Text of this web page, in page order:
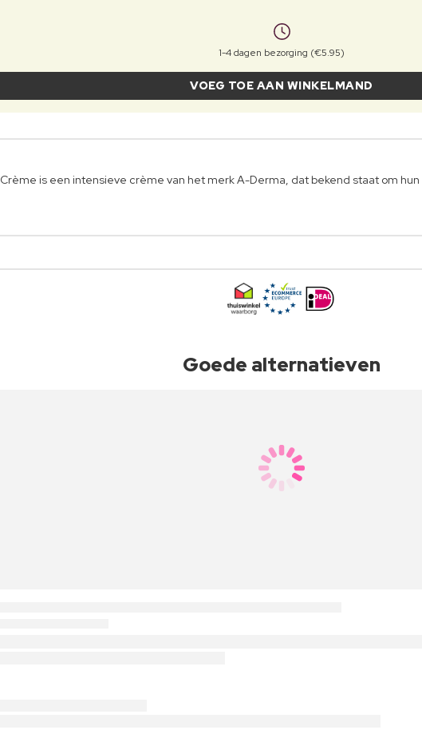
1-4 dagen bezorging (€5.95)
VOEG TOE AAN WINKELMAND
is een intensieve crème van het merk A-Derma, dat bekend staat om
Goede alternatieven